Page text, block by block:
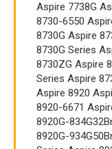
Aspire 7738G
8730-6550
8730G Aspire
8730G Series
8730ZG Aspire
Series Aspire
Aspire 8920
8920-6671
8920G-
8920G-